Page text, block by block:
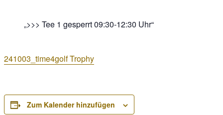
>>> Tee 1 gesperrt 09:30-12:30 Uhr
241003_time4golf Trophy
Zum Kalender hinzufügen